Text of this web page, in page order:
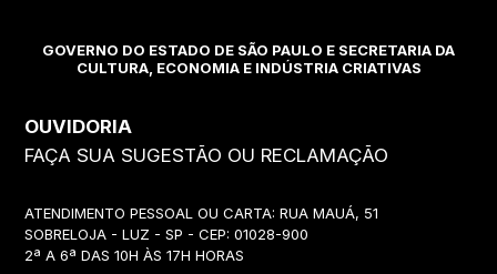
GOVERNO DO ESTADO DE SÃO PAULO E SECRETARIA DA
CULTURA, ECONOMIA E INDÚSTRIA CRIATIVAS
OUVIDORIA
FAÇA SUA SUGESTÃO OU RECLAMAÇÃO
ATENDIMENTO PESSOAL OU CARTA: RUA MAUÁ, 51
SOBRELOJA - LUZ - SP - CEP: 01028-900
2ª A 6ª DAS 10H ÀS 17H HORAS